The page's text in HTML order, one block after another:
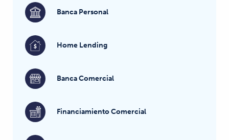
Banca Personal
Home Lending
Banca Comercial
Financiamiento Comercial